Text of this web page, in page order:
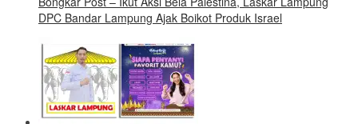
DPC Bandar Lampung Ajak Boikot Produk Israel